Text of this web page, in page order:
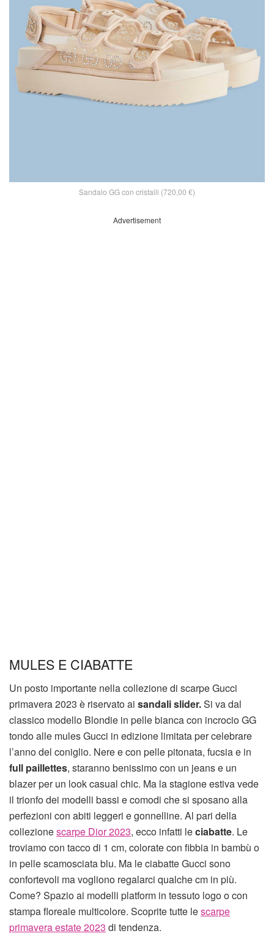
Sandalo GG con cristalli (720,00 €)
Advertisement
MULES E CIABATTE
Un posto importante nella collezione di scarpe Gucci
primavera 2023 è riservato ai sandali slider.Si va dal
classico modello Blondie in pelle bianca con incrocio GG
tondo alle mules Gucci in edizione limitata per celebrare
l’anno del coniglio. Nere e con pelle pitonata, fucsia e in
full paillettes, staranno benissimo con un jeans e un
blazer per un look casual chic. Ma la stagione estiva vede
il trionfo dei modelli bassi e comodi che si sposano alla
perfezioni con abiti leggeri e gonnelline. Al pari della
collezionescarpe Dior 2023, ecco infatti leciabatte. Le
troviamo con tacco di 1 cm, colorate con fibbia in bambù o
in pelle scamosciata blu. Ma le ciabatte Gucci sono
confortevoli ma vogliono regalarci qualche cm in più.
Come? Spazio ai modelli platform in tessuto logo o con
stampa floreale multicolore. Scoprite tutte lescarpe
primavera estate 2023 di tendenza.